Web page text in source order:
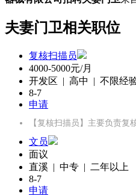
夫妻门卫相关职位
复核扫描员
4000-5000元/月
开发区 | 高中 | 不限经
8-7
申请
【复核扫描员】主要负责
文员
面议
直溪 | 中专 | 二年以上
8-7
申请